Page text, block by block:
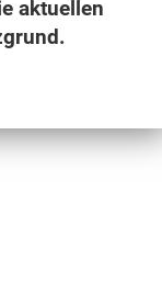
aktuellen